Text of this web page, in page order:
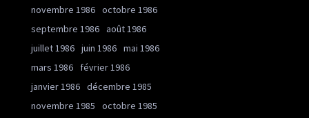
novembre 1986 octobre 1986
septembre 1986 août 1986
juillet 1986 juin 1986 mai 1986
mars 1986
février 1986
janvier 1986 décembre 1985
novembre 1985
octobre 1985